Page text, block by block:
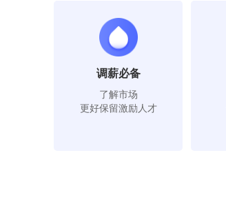
调薪必备
了解市场
更好保留激励人才